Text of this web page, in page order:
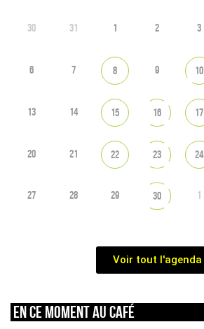
30 31 1 2 3
6 7 8 9 10
13 14 15 16 17
20 21 22 23 24
27 28 29 30 1
Voir tout l'agenda
En ce moment au café